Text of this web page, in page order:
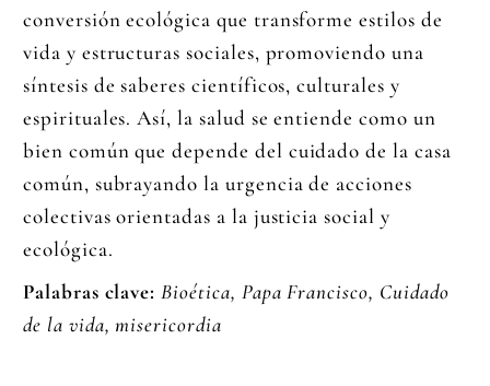
conversión ecológica que transforme estilos de
vida y estructuras sociales, promoviendo una
síntesis de saberes científicos, culturales y
espirituales. Así, la salud se entiende como un
bien común que depende del cuidado de la casa
común, subrayando la urgencia de acciones
colectivas orientadas a la justicia social y
ecológica.
Palabras clave:Bioética, Papa Francisco, Cuidado
de la vida, misericordia